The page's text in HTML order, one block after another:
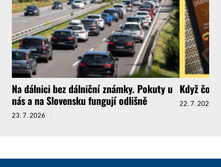
Na dálnici bez dálniční známky. Pokuty u
nás a na Slovensku fungují odlišně
23. 7. 2026
Když
22. 7. 2026